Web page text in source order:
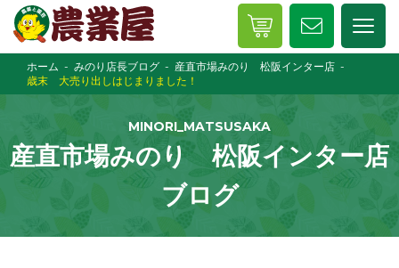
ホーム みのり店長ブログ
産直市場みのり 松阪インター店
歳末 大売り出しはじまりました！
MINORI_MATSUSAKA
産直市場みのり 松阪インター店
ブログ